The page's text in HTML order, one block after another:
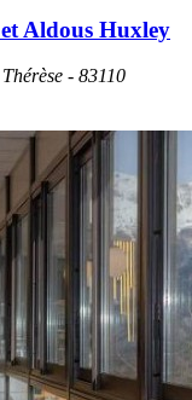
Aldous Huxley
- 83110